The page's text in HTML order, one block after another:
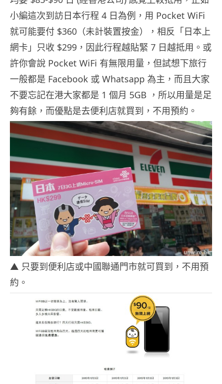
小編這次到訪日本行程 4 日為例，用 Pocket WiFi
就可能要付 $360（未計裝置按金），相反「日本上
網卡」只收 $299，因此行程越貼緊 7 日越抵用。或
許你會說 Pocket WiFi 有無限用量，但試想下旅行
一般都是 Facebook 或 Whatsapp 為主，而且大家
不要忘記在港大家都是 1 個月 5GB ，所以用量是足
夠有餘，而優點是去便利店就買到，不用預約。
▲ 只要到便利店或中國聯通門市就可買到，不用預
約。